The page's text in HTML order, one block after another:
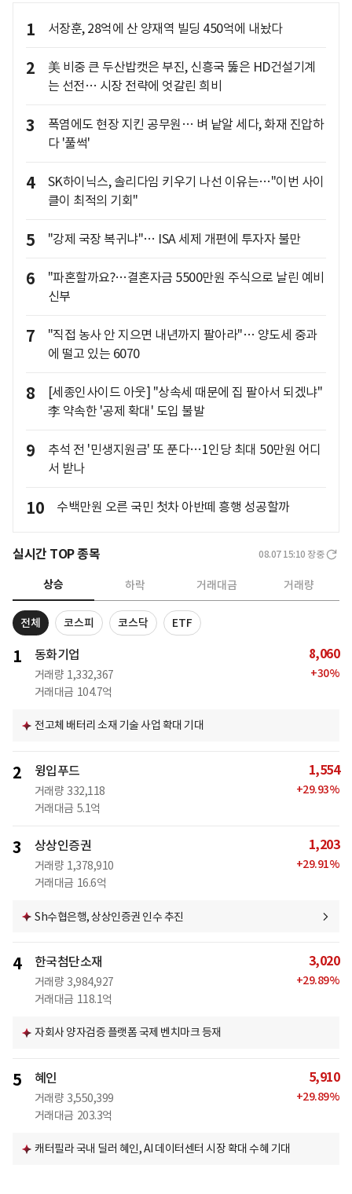
1 서장훈, 28억에 산 양재역 빌딩 450억에 내놨다
2
美 비중 큰 두산밥캣은 부진, 신흥국 뚫은 HD건설기계
는 선전… 시장 전략에 엇갈린 희비
3
폭염에도 현장 지킨 공무원… 벼 낱알 세다, 화재 진압하
다 '풀썩'
4
SK하이닉스, 솔리다임 키우기 나선 이유는…"이번 사이
클이 최적의 기회"
5 "강제 국장 복귀냐"… ISA 세제 개편에 투자자 불만
6
"파혼할까요?…결혼자금 5500만원 주식으로 날린 예비
신부
7
"직접 농사 안 지으면 내년까지 팔아라"… 양도세 중과
에 떨고 있는 6070
8
[세종인사이드 아웃] "상속세 때문에 집 팔아서 되겠냐"
李 약속한 '공제 확대' 도입 불발
9
추석 전 '민생지원금' 또 푼다…1인당 최대 50만원 어디
서 받나
10 수백만원 오른 국민 첫차 아반떼 흥행 성공할까
실시간 TOP 종목 08.07 15:10 장중
상승 하락 거래대금 거래량
전체 코스피 코스닥 ETF
1 동화기업
거래량 1,332,367
거래대금 104.7억
8,060
+30%
전고체 배터리 소재 기술 사업 확대 기대
2 윙입푸드
거래량 332,118
거래대금 5.1억
1,554
+29.93%
3 상상인증권
거래량 1,378,910
거래대금 16.6억
1,203
+29.91%
Sh수협은행, 상상인증권 인수 추진
4 한국첨단소재
거래량 3,984,927
거래대금 118.1억
3,020
+29.89%
자회사 양자검증 플랫폼 국제 벤치마크 등재
5 혜인
거래량 3,550,399
거래대금 203.3억
5,910
+29.89%
캐터필라 국내 딜러 혜인, AI 데이터센터 시장 확대 수혜 기대